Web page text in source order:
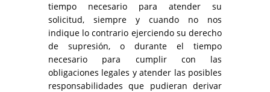
tiempo necesario para atender su
solicitud, siempre y cuando no nos
indique lo contrario ejerciendo su derecho
de supresión, o durante el tiempo
necesario para cumplir con las
obligaciones legales y atender las posibles
responsabilidades que pudieran derivar